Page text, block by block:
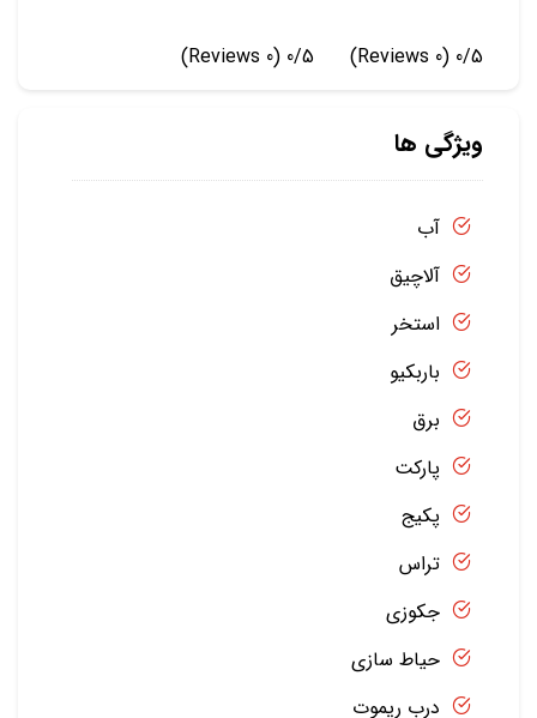
0/5
(0 Reviews)
0/5
(0 Reviews)
ویژگی ها
آب
آلاچیق
استخر
باربکیو
برق
پارکت
پکیج
تراس
جکوزی
حیاط سازی
درب ریموت